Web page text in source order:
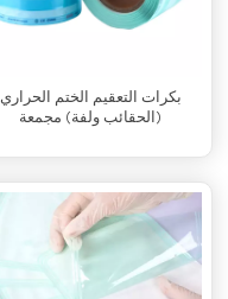
بكرات التعقيم الختم الحراري
(الحقائب ولفة) مجمعة